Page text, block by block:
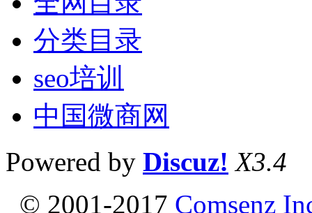
分类目录
seo培训
中国微商网
Powered by Discuz! X3.4
© 2001-2017 Comsenz